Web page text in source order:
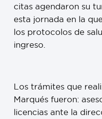
citas agendaron su
esta jornada en la
los protocolos de
ingreso.
Los trámites que
Marqués fueron:
licencias ante la